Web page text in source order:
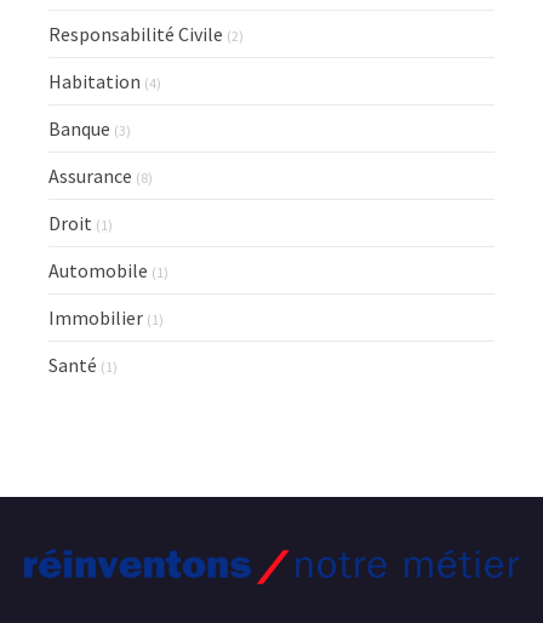
Responsabilité Civile (2)
Habitation (4)
Banque (3)
Assurance (8)
Droit (1)
Automobile (1)
Immobilier (1)
Santé (1)